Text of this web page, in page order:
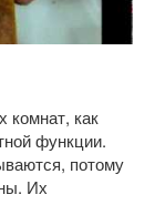
комнат, как
функции.
потому
Их